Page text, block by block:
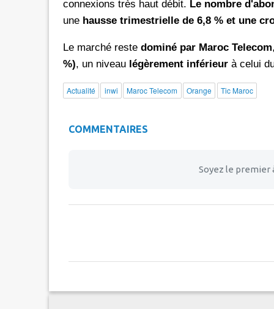
connexions très haut débit. Le nombre
une hausse trimestrielle de 6,8 % et une
Le marché reste dominé par Maroc Telecom
%), un niveau légèrement inférieurà celui
Actualité inwi Maroc Telecom Orange Tic Maroc
COMMENTAIRES
Soyez le premier